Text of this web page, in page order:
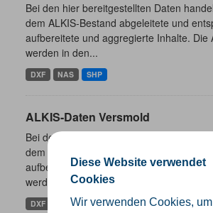
Diese Website verwendet
Cookies
Wir verwenden Cookies,
Bei den hier bereitgestellten Daten
dem ALKIS-Bestand abgeleitete und
aufbereitete und aggregierte Inhalte. Die
werden in den...
DXF NAS SHP
ALKIS-Daten Versmold
Bei den hier bereitgestellten Daten
dem ALKIS-Bestand abgeleitete und
aufbereitete und aggregierte Inhalte. Die
werden in den...
DXF NAS SHP